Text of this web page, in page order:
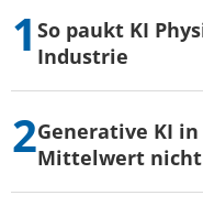
So paukt KI
Industrie
Generative KI
Mittelwert